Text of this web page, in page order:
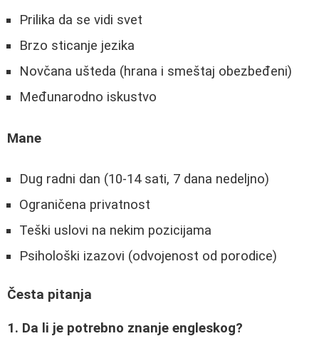
Prilika da se vidi svet
Brzo sticanje jezika
Novčana ušteda (hrana i smeštaj obezbeđeni)
Međunarodno iskustvo
Mane
Dug radni dan (10-14 sati, 7 dana nedeljno)
Ograničena privatnost
Teški uslovi na nekim pozicijama
Psihološki izazovi (odvojenost od porodice)
Česta pitanja
1. Da li je potrebno znanje engleskog?